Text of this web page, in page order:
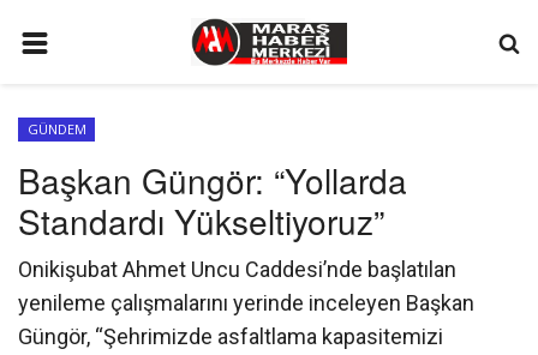
GÜNDEM
SİYASET
EKONOMİ
EĞİTİM
SPOR
GÜNDEM
Başkan Güngör: “Yollarda
Standardı Yükseltiyoruz”
Onikişubat Ahmet Uncu Caddesi’nde başlatılan
yenileme çalışmalarını yerinde inceleyen Başkan
Güngör, “Şehrimizde asfaltlama kapasitemizi